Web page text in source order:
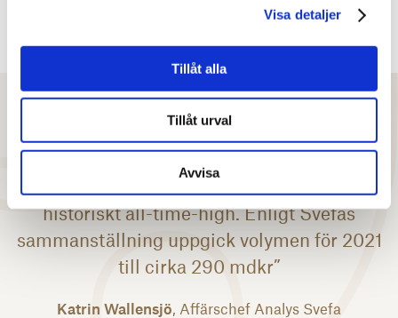
Visa detaljer
Tillåt alla
Tillåt urval
Avvisa
”Vi konstaterade redan efter Q2 att 2021
historiskt all-time-high. Enligt Svefas
sammanställning uppgick volymen för 2021
till cirka 290 mdkr”
Katrin Wallensjö , Affärschef Analys Svefa